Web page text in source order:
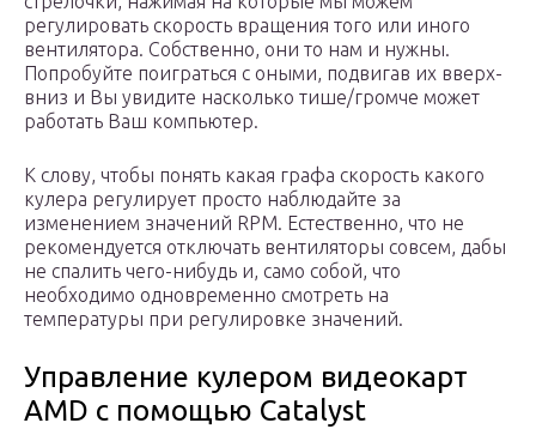
регулировать скорость вращения того или иного
вентилятора. Собственно, они то нам и нужны.
Попробуйте поиграться с оными, подвигав их вверх-
вниз и Вы увидите насколько тише/громче может
работать Ваш компьютер.
К слову, чтобы понять какая графа скорость какого
кулера регулирует просто наблюдайте за
изменением значений RPM. Естественно, что не
рекомендуется отключать вентиляторы совсем, дабы
не спалить чего-нибудь и, само собой, что
необходимо одновременно смотреть на
температуры при регулировке значений.
Управление кулером видеокарт
AMD с помощью Catalyst